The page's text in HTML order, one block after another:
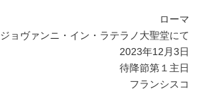
ローマ
ョヴァンニ・イン・ラテラノ大聖堂にて
2023年12月3日
待降節第１主日
フランシスコ